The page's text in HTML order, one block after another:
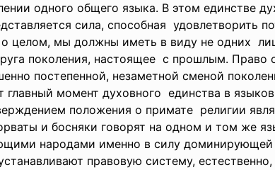
одного общего языка. В этом единстве
сила, способная удовлетворить
целом, мы должны иметь в виду не одних
поколения, настоящее с прошлым. Право
постепенной, незаметной сменой
главный момент духовного единства в
положения о примате религии
и босняки говорят на одном и том же
народами именно в силу
правовую систему,